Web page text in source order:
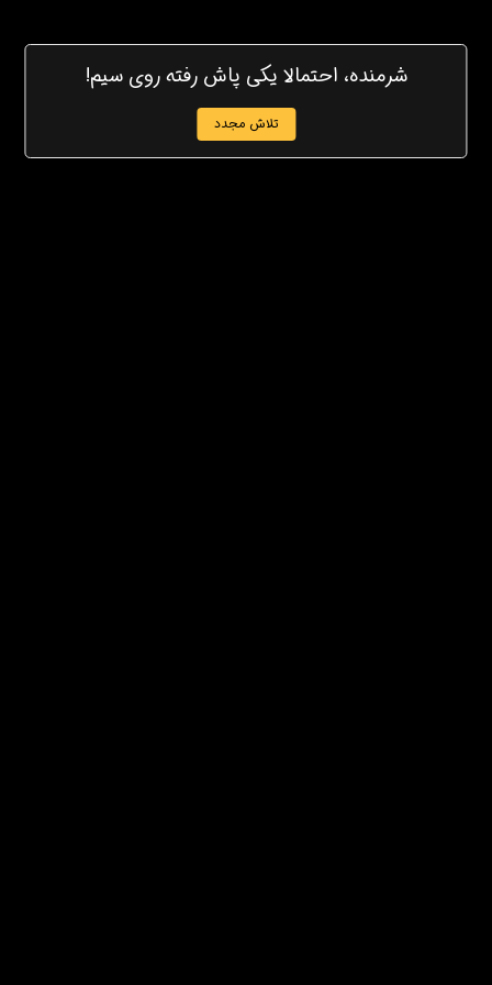
شرمنده، احتمالا یکی پاش رفته روی سیم!
تلاش مجدد